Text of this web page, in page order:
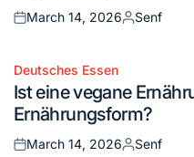
Posted
March 14, 2026
Posted
Senf
Posted
in
Deutsches Essen
Ist eine vegane
Ernährungsform?
Posted
March 14, 2026
Posted
Senf